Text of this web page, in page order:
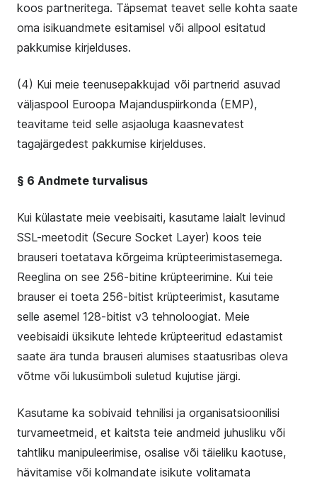
koos partneritega. Täpsemat teavet selle kohta saate
oma isikuandmete esitamisel või allpool esitatud
pakkumise kirjelduses.
(4) Kui meie teenusepakkujad või partnerid asuvad
väljaspool Euroopa Majanduspiirkonda (EMP),
teavitame teid selle asjaoluga kaasnevatest
tagajärgedest pakkumise kirjelduses.
§ 6 Andmete turvalisus
Kui külastate meie veebisaiti, kasutame laialt levinud
SSL-meetodit (Secure Socket Layer) koos teie
brauseri toetatava kõrgeima krüpteerimistasemega.
Reeglina on see 256-bitine krüpteerimine. Kui teie
brauser ei toeta 256-bitist krüpteerimist, kasutame
selle asemel 128-bitist v3 tehnoloogiat. Meie
veebisaidi üksikute lehtede krüpteeritud edastamist
saate ära tunda brauseri alumises staatusribas oleva
võtme või lukusümboli suletud kujutise järgi.
Kasutame ka sobivaid tehnilisi ja organisatsioonilisi
turvameetmeid, et kaitsta teie andmeid juhusliku või
tahtliku manipuleerimise, osalise või täieliku kaotuse,
hävitamise või kolmandate isikute volitamata